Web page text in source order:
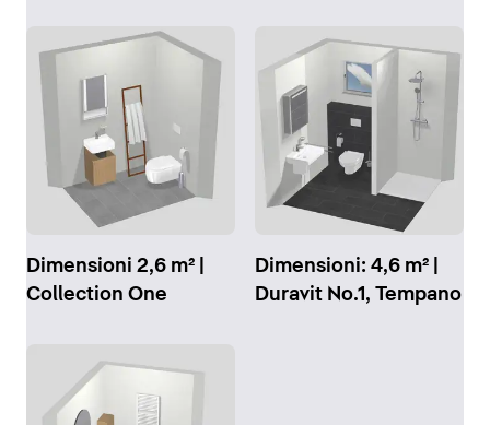
Dimensioni 2,6 m² |
Collection One
Dimensioni: 4,6 m² |
Duravit No.1, Tempano